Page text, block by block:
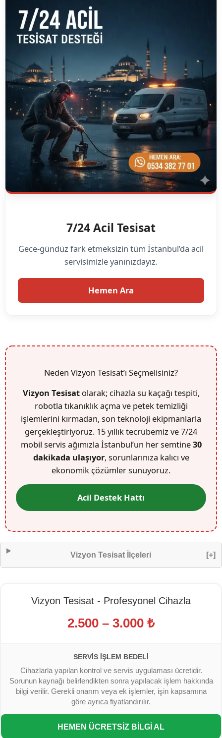
7/24 Acil Tesisat
Gece-gündüz fark etmeksizin tüm İstanbul’da acil
servisimizle yanınızdayız.
Hemen Ara
Neden Vizyon Tesisat’ı Seçmelisiniz?
Vizyon Tesisatolarak; cihazla su kaçağı tespiti,
robotla tıkanıklık açma ve petek temizliği
işlemlerini kırmadan, son teknoloji ekipmanlarla
gerçekleştiriyoruz. 15 yıllık tecrübemiz ve 7/24
mobil servis ağımızla İstanbul’un her semtine30
dakikada ulaşıyor, sorunlarınıza kalıcı ve
ekonomik çözümler sunuyoruz.
Acil Destek Hattı
Vizyon Tesisat İlçeleri [+]
Vizyon Tesisat - Profesyonel Cihazla
2.500 – 3.000 ₺
SERVIS İŞLEM BEDELI
Cihazlarla yapılan kontrol ve servis uygulaması ücretidir.
Sorunun kaynağı belirlendikten sonra yapılacak işlem hakkında
bilgi verilir. Gerekli onarım veya ek işlemler, işin kapsamına
göre ayrıca fiyatlandırılır.
HEMEN ÜCRETSİZ BİLGİ AL